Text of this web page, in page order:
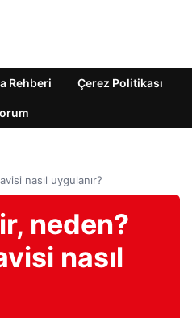
Rehberi Çerez Politikası
nasıl uygulanır?
neden?
nasıl